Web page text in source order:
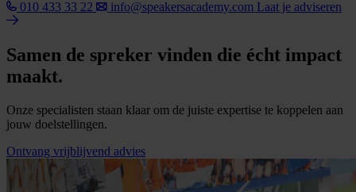
010 433 33 22
info@speakersacademy.com Laat je adviseren
Samen de spreker vinden die écht impact
maakt.
Onze specialisten staan klaar om de juiste expertise te koppelen aan
jouw doelstellingen.
Ontvang vrijblijvend advies